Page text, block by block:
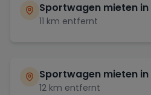
Sportwagen mieten in
11 km entfernt
Sportwagen mieten in
12 km entfernt